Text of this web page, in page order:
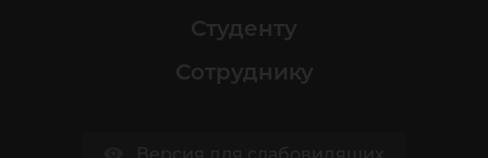
Студенту
Сотруднику